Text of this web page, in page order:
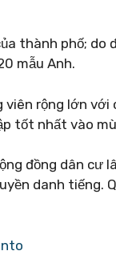
thành phố; do
mẫu Anh.
rộng lớn với
tốt nhất vào
đồng dân cư
danh tiếng.